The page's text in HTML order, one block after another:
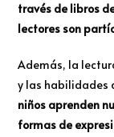
través de libros
lectores son
Además, la
y las habilidades
niños aprenden
formas de